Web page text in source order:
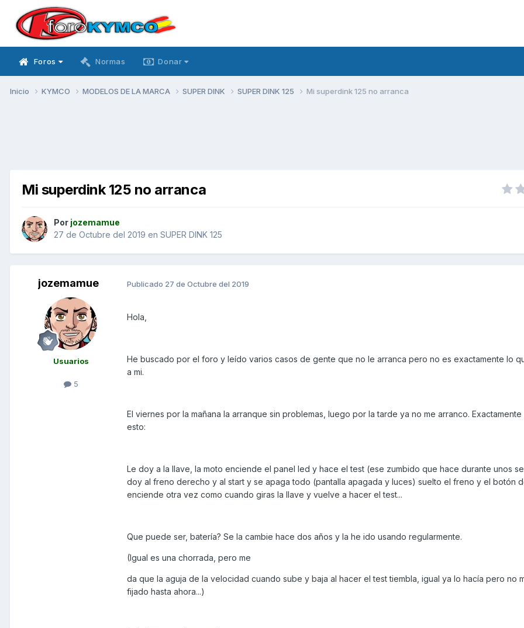
Foros Normas Donar
Inicio KYMCO MODELOS DE LA MARCA SUPER DINK SUPER DINK 125 Mi superdink 125 no arranca
Mi superdink 125 no arranca
Por jozemamue
27 de Octubre del 2019 en SUPER DINK 125
jozemamue
Usuarios
5
Publicado 27 de Octubre del 2019
Hola,
He buscado por el foro y leído varios casos de gente que no le arranca pero no es exactamente lo
a mi.
El viernes por la mañana la arranque sin problemas, luego por la tarde ya no me arranco. Exactamente
esto:
Le doy a la llave, la moto enciende el panel led y hace el test (ese zumbido que hace durante unos
doy al freno derecho y al start y se apaga todo (pantalla apagada y luces) suelto el freno y el botón
enciende otra vez como cuando giras la llave y vuelve a hacer el test...
Que puede ser, batería? Se la cambie hace dos años y la he ido usando regularmente.
(Igual es una chorrada, pero me
da que la aguja de la velocidad cuando sube y baja al hacer el test tiembla, igual ya lo hacía pero no
fijado hasta ahora...)